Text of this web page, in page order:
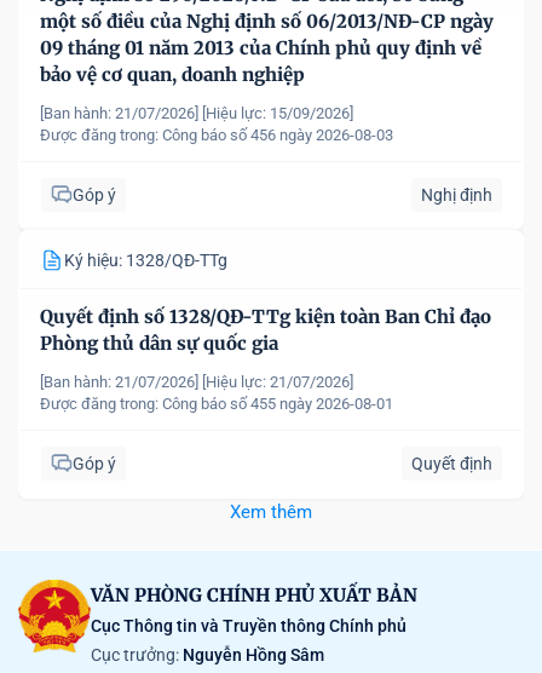
một số điều của Nghị định số 06/2013/NĐ-CP ngày
09 tháng 01 năm 2013 của Chính phủ quy định về
bảo vệ cơ quan, doanh nghiệp
[Ban hành: 21/07/2026]
[Hiệu lực: 15/09/2026]
Được đăng trong: Công báo số 456 ngày 2026-08-03
Góp ý Nghị định
Ký hiệu: 1328/QĐ-TTg
Quyết định số 1328/QĐ-TTg kiện toàn Ban Chỉ đạo
Phòng thủ dân sự quốc gia
[Ban hành: 21/07/2026]
[Hiệu lực: 21/07/2026]
Được đăng trong: Công báo số 455 ngày 2026-08-01
Góp ý Quyết định
Xem thêm
VĂN PHÒNG CHÍNH PHỦ XUẤT BẢN
Cục Thông tin và Truyền thông Chính phủ
Cục trưởng: Nguyễn Hồng Sâm